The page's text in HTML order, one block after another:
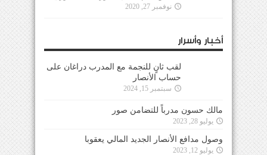
نوفمبر 27, 2020
أخبار وأسرار
لقب ثانٍ للنجمة مع المدرب دراغان على
حساب الأنصار
سبتمبر 15, 2024
مالك حسون مدرباً للتضامن صور
يوليو 28, 2023
وصول مدافع الأنصار الجديد المالي يعقوبا
يوليو 12, 2023